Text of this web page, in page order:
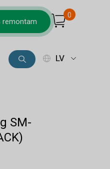
remontam
0
LV
SM-